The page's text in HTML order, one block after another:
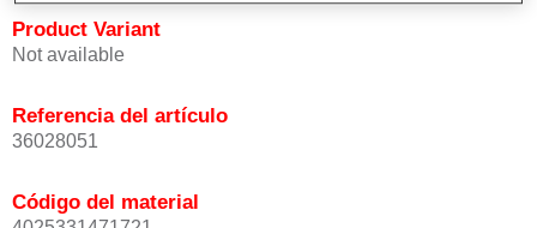
Product Variant
Not available
Referencia del artículo
36028051
Código del material